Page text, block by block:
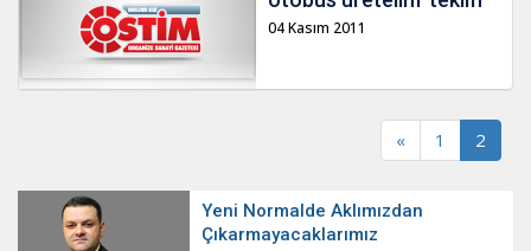
04 Kasım 2011
« 1 2
Yeni Normalde Aklımızdan
Çıkarmayacaklarımız